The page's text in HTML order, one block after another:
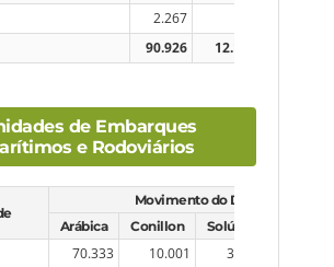
2.267
90.926 12.149
de Embarques
e Rodoviários
Movimento do Dia
Arábica
Conillon Solúvel
70.333 10.001 3.072